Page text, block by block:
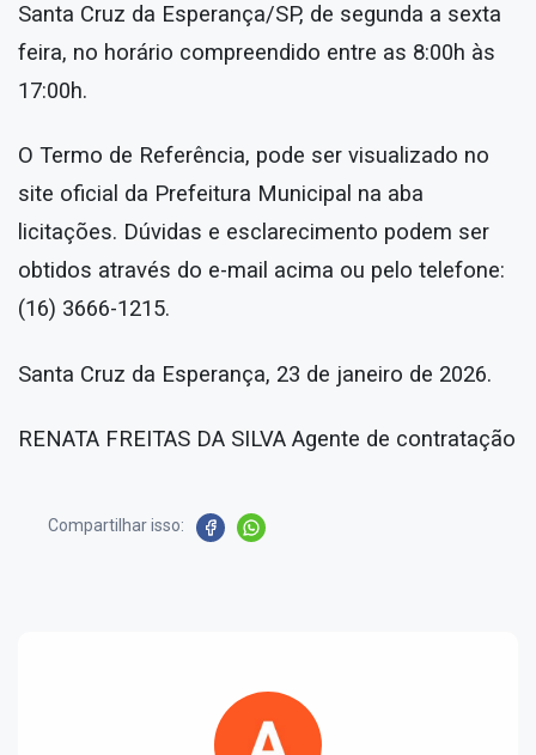
Santa Cruz da Esperança/SP, de segunda a sexta
feira, no horário compreendido entre as 8:00h às
17:00h.
O Termo de Referência, pode ser visualizado no
site oficial da Prefeitura Municipal na aba
licitações. Dúvidas e esclarecimento podem ser
obtidos através do e-mail acima ou pelo telefone:
(16) 3666-1215.
Santa Cruz da Esperança, 23 de janeiro de 2026.
RENATA FREITAS DA SILVA Agente de contratação
Compartilhar isso: